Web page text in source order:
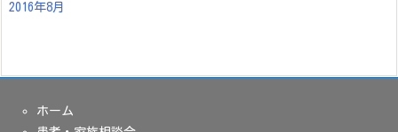
2016年8月
ホーム